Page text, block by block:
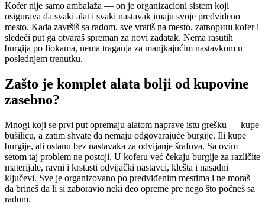
Kofer nije samo ambalaža — on je organizacioni sistem koji
osigurava da svaki alat i svaki nastavak imaju svoje predviđeno
mesto. Kada završiš sa radom, sve vratiš na mesto, zatвориш kofer i
sledeći put ga otvaraš spreman za novi zadatak. Nema rasutih
burgija po fiokama, nema traganja za manjkajućim nastavkom u
poslednjem trenutku.
Zašto je komplet alata bolji od kupovine
zasebno?
Mnogi koji se prvi put opremaju alatom naprave istu grešku — kupe
bušilicu, a zatim shvate da nemaju odgovarajuće burgije. Ili kupe
burgije, ali ostanu bez nastavaka za odvijanje šrafova. Sa ovim
setom taj problem ne postoji. U koferu već čekaju burgije za različite
materijale, ravni i krstasti odvijački nastavci, klešta i nasadni
ključevi. Sve je organizovano po predviđenim mestima i ne moraš
da brineš da li si zaboravio neki deo opreme pre nego što počneš sa
radom.